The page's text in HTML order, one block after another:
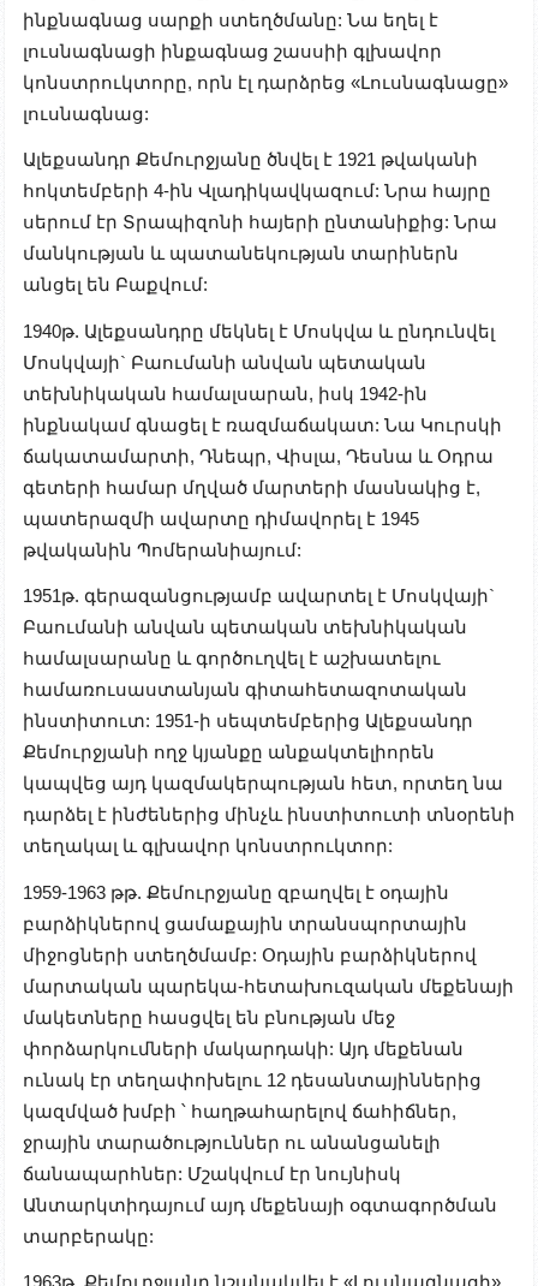
ինքնագնաց սարքի ստեղծմանը: Նա եղել է
լուսնագնացի ինքագնաց շասսիի գլխավոր
կոնստրուկտորը, որն էլ դարձրեց «Լուսնագնացը»
լուսնագնաց:
Ալեքսանդր Քեմուրջյանը ծնվել է 1921 թվականի
հոկտեմբերի 4-ին Վլադիկավկազում: Նրա հայրը
սերում էր Տրապիզոնի հայերի ընտանիքից: Նրա
մանկության և պատանեկության տարիներն
անցել են Բաքվում:
1940թ. Ալեքսանդրը մեկնել է Մոսկվա և ընդունվել
Մոսկվայի` Բաումանի անվան պետական
տեխնիկական համալսարան, իսկ 1942-ին
ինքնակամ գնացել է ռազմաճակատ: Նա Կուրսկի
ճակատամարտի, Դնեպր, Վիսլա, Դեսնա և Օդրա
գետերի համար մղված մարտերի մասնակից է,
պատերազմի ավարտը դիմավորել է 1945
թվականին Պոմերանիայում:
1951թ. գերազանցությամբ ավարտել է Մոսկվայի`
Բաումանի անվան պետական տեխնիկական
համալսարանը և գործուղվել է աշխատելու
համառուսաստանյան գիտահետազոտական
ինստիտուտ: 1951-ի սեպտեմբերից Ալեքսանդր
Քեմուրջյանի ողջ կյանքը անքակտելիորեն
կապվեց այդ կազմակերպության հետ, որտեղ նա
դարձել է ինժեներից մինչև ինստիտուտի տնօրենի
տեղակալ և գլխավոր կոնստրուկտոր:
1959-1963 թթ. Քեմուրջյանը զբաղվել է օդային
բարձիկներով ցամաքային տրանսպորտային
միջոցների ստեղծմամբ: Օդային բարձիկներով
մարտական պարեկա-հետախուզական մեքենայի
մակետները հասցվել են բնության մեջ
փորձարկումների մակարդակի: Այդ մեքենան
ունակ էր տեղափոխելու 12 դեսանտայիններից
կազմված խմբի ՝ հաղթահարելով ճահիճներ,
ջրային տարածություններ ու անանցանելի
ճանապարհներ: Մշակվում էր նույնիսկ
Անտարկտիդայում այդ մեքենայի օգտագործման
տարբերակը:
1963թ. Քեմուրջյանը նշանակվել է «Լուսնագնացի»